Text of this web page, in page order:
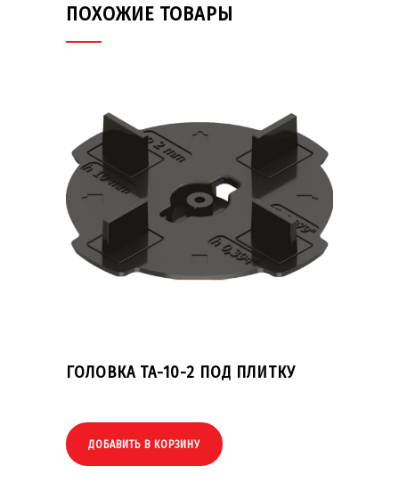
ПОХОЖИЕ ТОВАРЫ
ГОЛОВКА TA-10-2 ПОД ПЛИТКУ
ДОБАВИТЬ В КОРЗИНУ